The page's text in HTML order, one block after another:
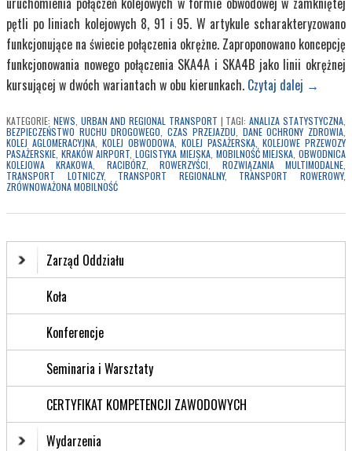
pętli po liniach kolejowych 8, 91 i 95. W artykule scharakteryzowano
funkcjonujące na świecie połączenia okrężne. Zaproponowano koncepcję
funkcjonowania nowego połączenia SKA4A i SKA4B jako linii okrężnej
kursującej w dwóch wariantach w obu kierunkach. Czytaj dalej →
KATEGORIE: NEWS URBAN AND REGIONAL TRANSPORT | TAGI: ANALIZA STATYSTYCZNA
BEZPIECZEŃSTWO RUCHU DROGOWEGO ,CZAS PRZEJAZDU DANE OCHRONY ZDROWIA
KOLEJ AGLOMERACYJNA KOLEJ OBWODOWA KOLEJ PASAŻERSKA KOLEJOWE PRZEWOZY
PASAŻERSKIE KRAKÓW AIRPORT ,LOGISTYKA MIEJSKA, MOBILNOŚĆ MIEJSKA ,OBWODNICA
KOLEJOWA KRAKOWA
RACIBÓRZ,ROWERZYŚCI ROZWIĄZANIA MULTIMODALNE
TRANSPORT LOTNICZY, TRANSPORT REGIONALNY, TRANSPORT ROWEROWY,
ZRÓWNOWAŻONA MOBILNOŚĆ
Zarząd Oddziału
Koła
Konferencje
Seminaria i Warsztaty
CERTYFIKAT KOMPETENCJI ZAWODOWYCH
Wydarzenia